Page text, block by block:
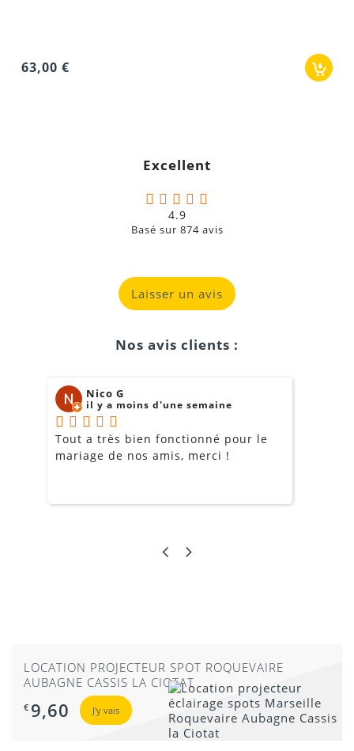
63,00 €
Excellent
4.9
Basé sur 874avis
Laisser un avis
Nos avis clients :
Nico G
il y a moins d'une semaine
Tout a très bien fonctionné pour le
mariage de nos amis, merci !
LOCATION PROJECTEUR SPOT ROQUEVAIRE
AUBAGNE CASSIS LA CIOTAT
€ 9,60 J'y vais